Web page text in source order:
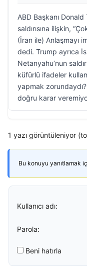
ABD Başkanı
saldırısına ilişkin,
(İran ile) Anlaşmayı
dedi. Trump ayrıca
Netanyahu’nun
küfürlü ifadeler
yapmak
doğru karar
1 yazı görüntüleniyor
Bu konuyu yanıtlamak
Kullanıcı adı:
Parola:
Beni hatırla